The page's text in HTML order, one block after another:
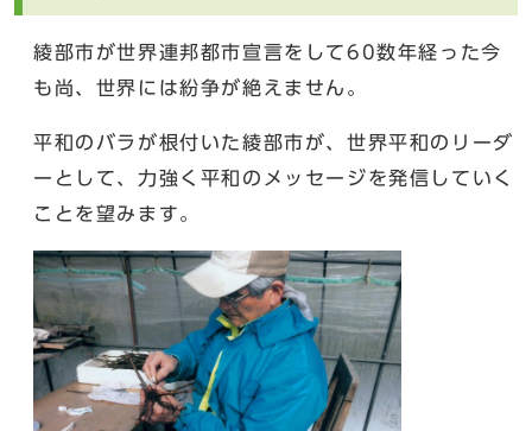
綾部市が世界連邦都市宣言をして60数年経った今
も尚、世界には紛争が絶えません。
平和のバラが根付いた綾部市が、世界平和のリーダ
ーとして、力強く平和のメッセージを発信していく
ことを望みます。